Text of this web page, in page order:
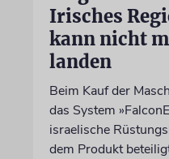
Irisches
kann nicht
landen
Beim Kauf der
das System
israelische
dem Produkt